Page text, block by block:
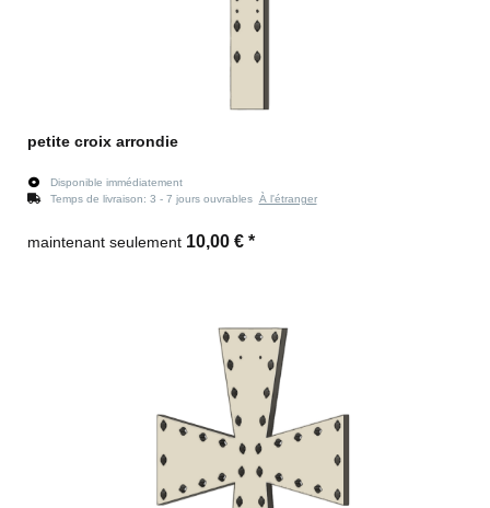
petite croix arrondie
Disponible immédiatement
Temps de livraison: 3 - 7 jours ouvrables À l'étranger
maintenant seulement 10,00 € *